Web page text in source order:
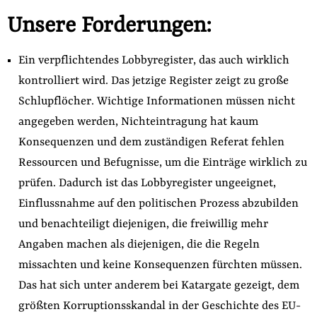
Unsere Forderungen:
Ein verpflichtendes Lobbyregister, das auch wirklich
kontrolliert wird. Das jetzige Register zeigt zu große
Schlupflöcher. Wichtige Informationen müssen nicht
angegeben werden, Nichteintragung hat kaum
Konsequenzen und dem zuständigen Referat fehlen
Ressourcen und Befugnisse, um die Einträge wirklich zu
prüfen. Dadurch ist das Lobbyregister ungeeignet,
Einflussnahme auf den politischen Prozess abzubilden
und benachteiligt diejenigen, die freiwillig mehr
Angaben machen als diejenigen, die die Regeln
missachten und keine Konsequenzen fürchten müssen.
Das hat sich unter anderem bei Katargate gezeigt, dem
größten Korruptionsskandal in der Geschichte des EU-